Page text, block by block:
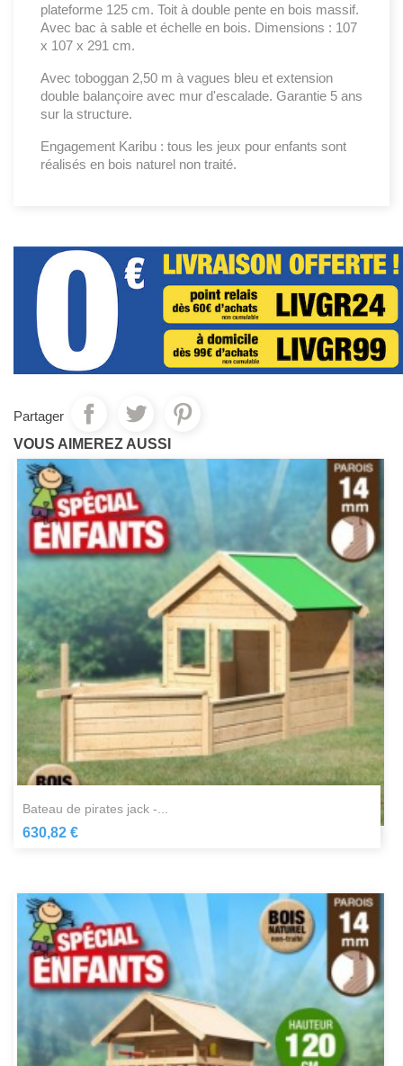
plateforme 125 cm. Toit à double pente en bois massif.
Avec bac à sable et échelle en bois. Dimensions : 107
x 107 x 291 cm.
Avec toboggan 2,50 m à vagues bleu et extension
double balançoire avec mur d'escalade. Garantie 5 ans
sur la structure.
Engagement Karibu : tous les jeux pour enfants sont
réalisés en bois naturel non traité.
Partager
VOUS AIMEREZ AUSSI
bateau de pirates jack -...
630,82 €